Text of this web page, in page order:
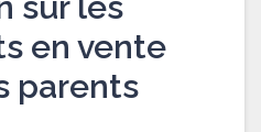
en vente
parents